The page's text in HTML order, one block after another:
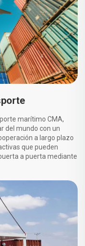
marítimo CMA,
del mundo con un
a largo plazo
que pueden
a puerta mediante